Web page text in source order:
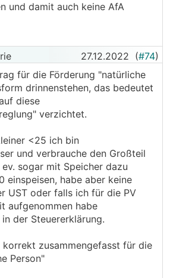
und damit auch keine AfA
27.12.2022 (#74)
für die Förderung "natürliche
drinnenstehen, das bedeutet
diese
verzichtet.
<25 ich bin
und verbrauche den Großteil
sogar mit Speicher dazu
einspeisen, habe aber keine
UST oder falls ich für die PV
aufgenommen habe
der Steuererklärung.
zusammengefasst für die
Person"